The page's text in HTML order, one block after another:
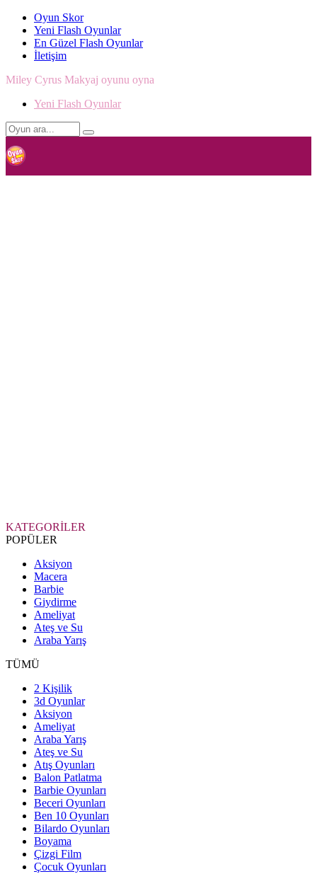
Oyun Skor
Yeni Flash Oyunlar
En Güzel Flash Oyunlar
İletişim
Miley Cyrus Makyaj oyunu oyna
Yeni Flash Oyunlar
KATEGORİLER
POPÜLER
Aksiyon
Macera
Barbie
Giydirme
Ameliyat
Ateş ve Su
Araba Yarış
TÜMÜ
2 Kişilik
3d Oyunlar
Aksiyon
Ameliyat
Araba Yarış
Ateş ve Su
Atış Oyunları
Balon Patlatma
Barbie Oyunları
Beceri Oyunları
Ben 10 Oyunları
Bilardo Oyunları
Boyama
Çizgi Film
Çocuk Oyunları